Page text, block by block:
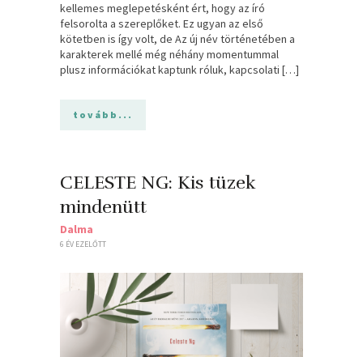
kellemes meglepetésként ért, hogy az író
felsorolta a szereplőket. Ez ugyan az első
kötetben is így volt, de Az új név történetében a
karakterek mellé még néhány momentummal
plusz információkat kaptunk róluk, kapcsolati […]
tovább...
CELESTE NG: Kis ​tüzek
mindenütt
Dalma
6 ÉV EZELŐTT